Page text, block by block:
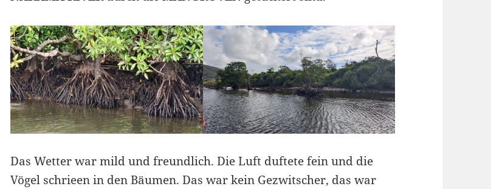
Das Wetter war mild und freundlich. Die Luft duftete fein und die
Vögel schrieen in den Bäumen. Das war kein Gezwitscher, das war